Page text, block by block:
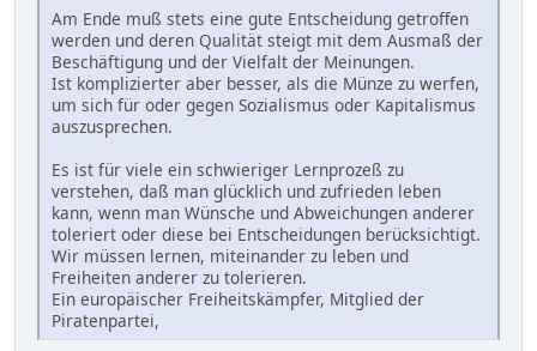
Am Ende muß stets eine gute Entscheidung getroffen
werden und deren Qualität steigt mit dem Ausmaß der
Beschäftigung und der Vielfalt der Meinungen.
Ist komplizierter aber besser, als die Münze zu werfen,
um sich für oder gegen Sozialismus oder Kapitalismus
auszusprechen.
Es ist für viele ein schwieriger Lernprozeß zu
verstehen, daß man glücklich und zufrieden leben
kann, wenn man Wünsche und Abweichungen anderer
toleriert oder diese bei Entscheidungen berücksichtigt.
Wir müssen lernen, miteinander zu leben und
Freiheiten anderer zu tolerieren.
Ein europäischer Freiheitskämpfer, Mitglied der
Piratenpartei,